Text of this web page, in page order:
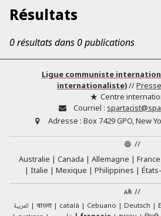
Résultats
0 résultats dans 0 publications
Ligue communiste
internationaliste)//Presse
Centre
Courriel :
Adresse : Box 7429 GPO, New
//
Australie
Canada Allemagne France
Italie
Mexique Philippines
//
العربية বাংলা català Cebuano Deutsch